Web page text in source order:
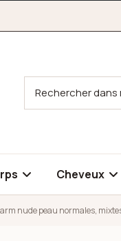
Cheveux
nude peau normales,